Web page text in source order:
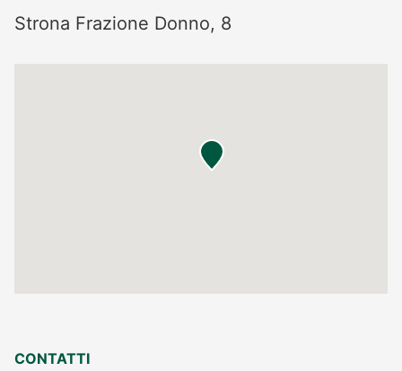
Strona Frazione Donno, 8
CONTATTI